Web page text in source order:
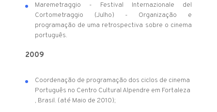
Maremetraggio - Festival Internazionale del
Cortometraggio (Julho) - Organização e
programação de uma retrospectiva sobre o cinema
português.
2009
Coordenação de programação dos ciclos de cinema
Português no Centro Cultural Alpendre em Fortaleza
, Brasil. (até Maio de 2010);